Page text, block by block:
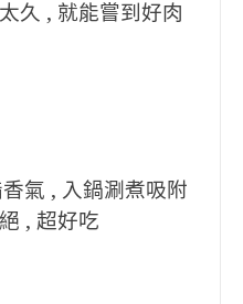
久 , 就能嘗到好肉
氣 , 入鍋涮煮吸附
, 超好吃